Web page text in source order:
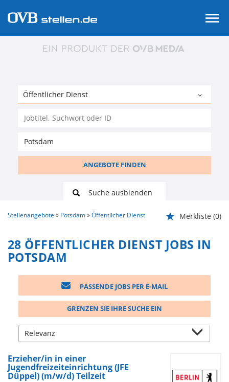
ANGEBOTE FINDEN
Suche ausblenden
Stellenangebote Potsdam Öffentlicher Dienst Merkliste (0)
28 ÖFFENTLICHER DIENST JOBS IN
POTSDAM
PASSENDE JOBS PER E-MAIL
GRENZEN SIE IHRE SUCHE EIN
Erzieher/in in einer
Jugendfreizeiteinrichtung (JFE
Düppel) (m/w/d) Teilzeit